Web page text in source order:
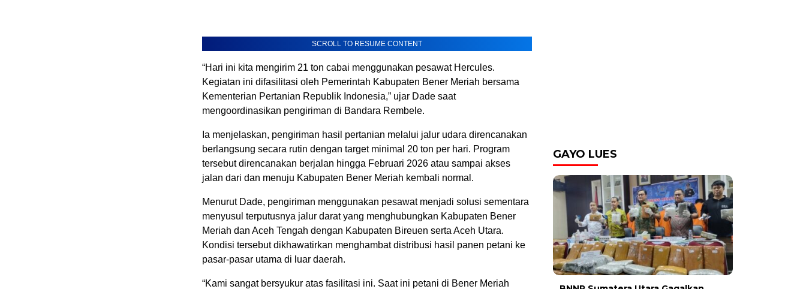
SCROLL TO RESUME CONTENT
“Hari ini kita mengirim 21 ton cabai menggunakan pesawat Hercules.
Kegiatan ini difasilitasi oleh Pemerintah Kabupaten Bener Meriah bersama
Kementerian Pertanian Republik Indonesia,” ujar Dade saat
mengoordinasikan pengiriman di Bandara Rembele.
Ia menjelaskan, pengiriman hasil pertanian melalui jalur udara direncanakan
berlangsung secara rutin dengan target minimal 20 ton per hari. Program
tersebut direncanakan berjalan hingga Februari 2026 atau sampai akses
jalan dari dan menuju Kabupaten Bener Meriah kembali normal.
Menurut Dade, pengiriman menggunakan pesawat menjadi solusi sementara
menyusul terputusnya jalur darat yang menghubungkan Kabupaten Bener
Meriah dan Aceh Tengah dengan Kabupaten Bireuen serta Aceh Utara.
Kondisi tersebut dikhawatirkan menghambat distribusi hasil panen petani ke
pasar-pasar utama di luar daerah.
“Kami sangat bersyukur atas fasilitasi ini. Saat ini petani di Bener Meriah
GAYO LUES